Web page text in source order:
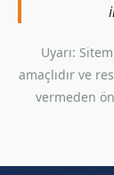
Uyarı:
amaçlıdır ve
vermeden